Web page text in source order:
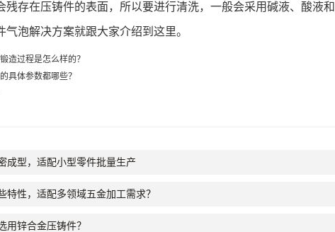
残存在压铸件的表面，所以要进行清洗，一般会采用碱液、酸液和
泡解决方案就跟大家介绍到这里。
造过程是怎么样的？
具体参数都哪些？
成型，适配小型零件批量生产
特性，适配多领域五金加工需求？
用锌合金压铸件？